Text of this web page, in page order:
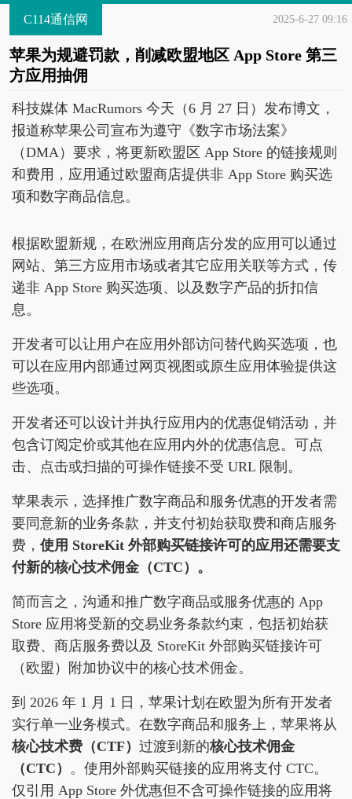
C114通信网 2025-6-27 09:16
苹果为规避罚款，削减欧盟地区 App Store 第三
方应用抽佣
科技媒体 MacRumors 今天（6 月 27 日）发布博文，
报道称苹果公司宣布为遵守《数字市场法案》
（DMA）要求，将更新欧盟区 App Store 的链接规则
和费用，应用通过欧盟商店提供非 App Store 购买选
项和数字商品信息。
根据欧盟新规，在欧洲应用商店分发的应用可以通过
网站、第三方应用市场或者其它应用关联等方式，传
递非 App Store 购买选项、以及数字产品的折扣信
息。
开发者可以让用户在应用外部访问替代购买选项，也
可以在应用内部通过网页视图或原生应用体验提供这
些选项。
开发者还可以设计并执行应用内的优惠促销活动，并
包含订阅定价或其他在应用内外的优惠信息。可点
击、点击或扫描的可操作链接不受 URL 限制。
苹果表示，选择推广数字商品和服务优惠的开发者需
要同意新的业务条款，并支付初始获取费和商店服务
费， 使用 StoreKit 外部购买链接许可的应用还需要支
付新的核心技术佣金（CTC）。
简而言之，沟通和推广数字商品或服务优惠的 App
Store 应用将受新的交易业务条款约束，包括初始获
取费、商店服务费以及 StoreKit 外部购买链接许可
（欧盟）附加协议中的核心技术佣金。
到 2026 年 1 月 1 日，苹果计划在欧盟为所有开发者
实行单一业务模式。在数字商品和服务上，苹果将从
核心技术费（CTF） 过渡到新的核心技术佣金
（CTC） 。使用外部购买链接的应用将支付 CTC。
仅引用 App Store 外优惠但不含可操作链接的应用将